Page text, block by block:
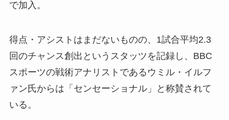
で加入。
得点・アシストはまだないものの、1試合平均2.3
回のチャンス創出というスタッツを記録し、BBC
スポーツの戦術アナリストであるウミル・イルフ
ァン氏からは「センセーショナル」と称賛されて
いる。